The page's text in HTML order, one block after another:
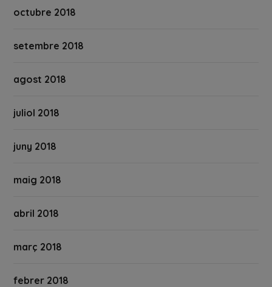
octubre 2018
setembre 2018
agost 2018
juliol 2018
juny 2018
maig 2018
abril 2018
març 2018
febrer 2018